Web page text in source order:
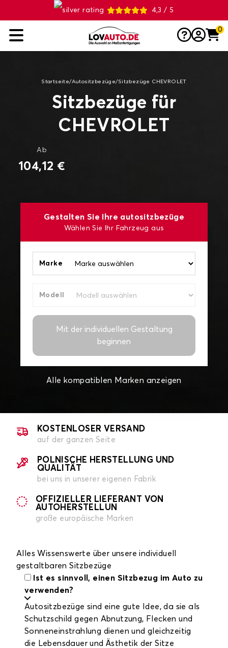
4,3 / 5
0
Startseite/Autositzbezüge/ Sitzbezüge CHEVROLET
Sitzbezüge für
CHEVROLET
Ab
104,12 €
Gestalten Sie Ihre autositzbezüge
Wählen Sie Ihr Fahrzeug aus
Marke
Modell
Mit der individuellen Gestaltung
beginnen
Alle kompatiblen Marken anzeigen
KOSTENLOSER VERSAND
auf der ganzen Seite
POLNISCHE HERSTELLUNG UND
QUALITÄT
bei uns in unserer eigenen Fabrik
OFFIZIELLER LIEFERANT VON
AUTOHERSTELLUN
große europäische Marken
Alles Wissenswerte über unsere individuell
gestaltbaren Sitzbezüge
Ist es sinnvoll, einen Sitzbezug im Auto zu
verwenden?
Autositzbezüge sind eine gute Idee, da sie als
Schutzschild gegen Abnutzung, Flecken und
Sonneneinstrahlung dienen und gleichzeitig
die Lebensdauer und Ästhetik der Sitze